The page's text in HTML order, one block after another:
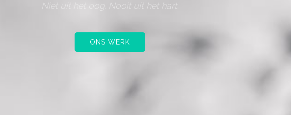
Niet uit het oog. Nooit uit het hart.
ONS WERK